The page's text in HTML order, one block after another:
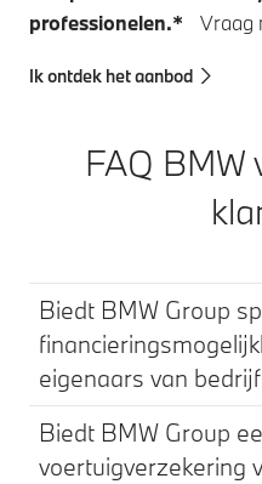
professionelen.* Vraag
Ik ontdek het aanbod
FAQ BMW
Biedt BMW Group
eigenaars van
Biedt BMW Group
voertuigverzekering